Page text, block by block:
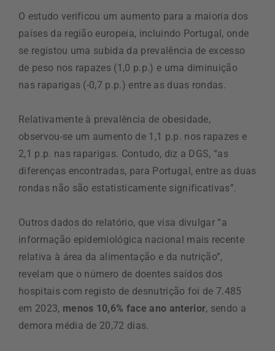
O estudo verificou um aumento para a maioria dos
países da região europeia, incluindo Portugal, onde
se registou uma subida da prevalência de excesso
de peso nos rapazes (1,0 p.p.) e uma diminuição
nas raparigas (-0,7 p.p.) entre as duas rondas.
Relativamente à prevalência de obesidade,
observou-se um aumento de 1,1 p.p. nos rapazes e
2,1 p.p. nas raparigas. Contudo, diz a DGS, “as
diferenças encontradas, para Portugal, entre as duas
rondas não são estatisticamente significativas”.
Outros dados do relatório, que visa divulgar “a
informação epidemiológica nacional mais recente
relativa à área da alimentação e da nutrição”,
revelam que o número de doentes saídos dos
hospitais com registo de desnutrição foi de 7.485
em 2023, menos 10,6% face ano anterior, sendo a
demora média de 20,72 dias.